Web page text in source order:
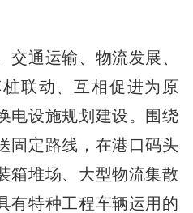
交通运输、物流发展、
联动、互相促进为原
电设施规划建设。围绕
固定路线，在港口码头
箱堆场、大型物流集散
有特种工程车辆运用的